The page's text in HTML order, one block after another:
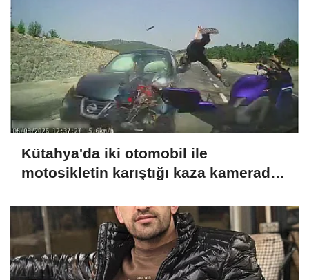
Kütahya'da iki otomobil ile
motosikletin karıştığı kaza kamerada: